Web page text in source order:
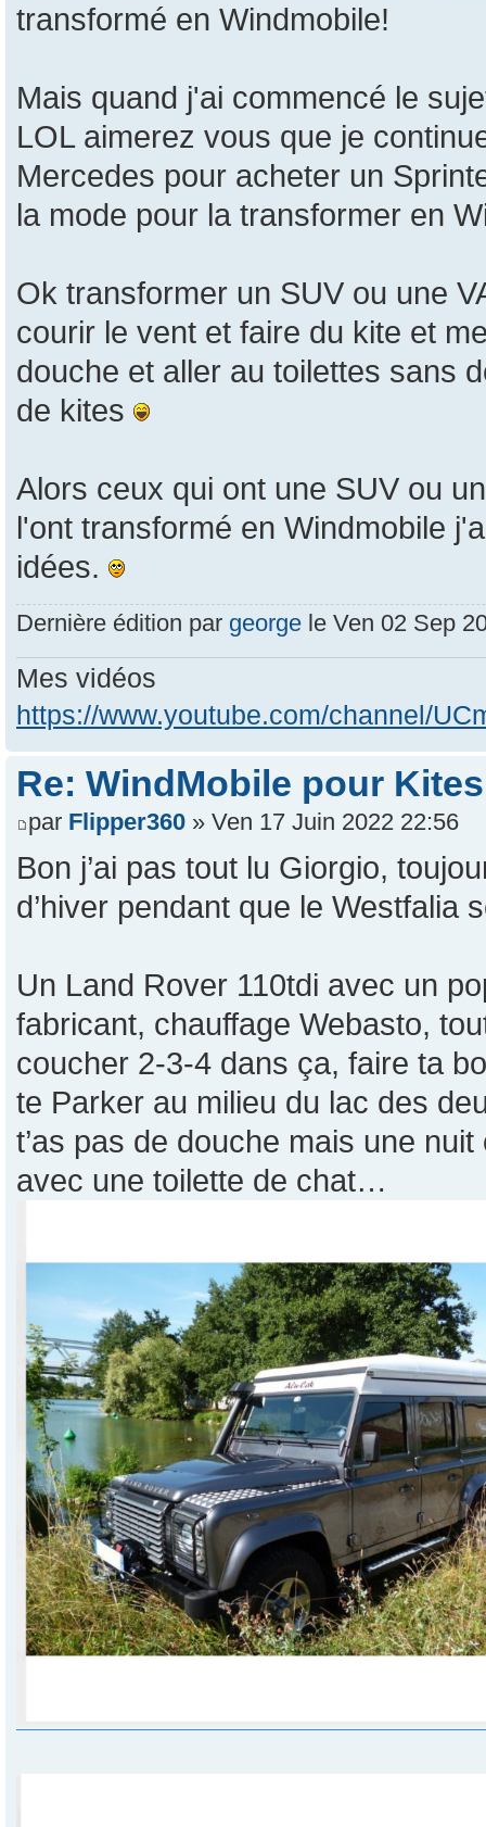
transformé en Windmobile!
Mais quand j'ai commencé le
LOL aimerez vous que je
Mercedes pour acheter un
la mode pour la transformer en
Ok transformer un SUV ou une
courir le vent et faire du kite et
douche et aller au toilettes sans
de kites
Alors ceux qui ont une SUV ou
l'ont transformé en Windmobile
idées.
Dernière édition par george le Ven 02 Sep
Mes vidéos
https://www.youtube.com/channel/
Re: WindMobile pour
par Flipper360 » Ven 17 Juin 2022 22:56
Bon j’ai pas tout lu Giorgio,
d’hiver pendant que le Westfalia
Un Land Rover 110tdi avec un
fabricant, chauffage Webasto,
coucher 2-3-4 dans ça, faire ta
te Parker au milieu du lac des
t’as pas de douche mais une
avec une toilette de chat…